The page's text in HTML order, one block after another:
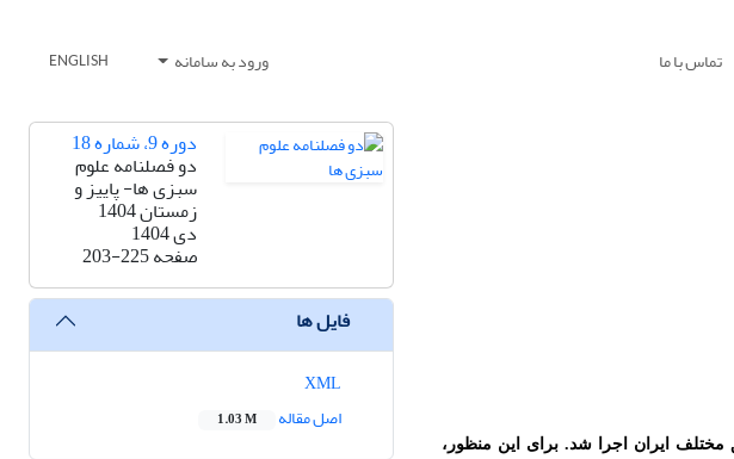
تماس با ما ورود به سامانه ENGLISH
ایران اجرا شد. برای این منظور،
دوره 9، شماره 18
دو فصلنامه علوم
سبزی ها- پاییز و
زمستان 1404
دی 1404
صفحه203-225
فایل ها
اصل مقاله
1.03 M